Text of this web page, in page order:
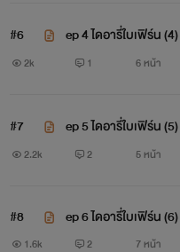
แต่หมอมาโนชไม่ได้ช
หญิงแรด ไม่มีคุณค่ามากพ
ยังไงโปรดติดตามอ่านในนิยา
♦️♦️♦️♦️♦️♦️♦️♦️♦️♦️♦️
หมอมาโนชได้ไปงาน
ลิปนั่นเอง ถึงกับตกใจที่พริ
#6 ep 4 ไดอารี่ใบเฟิร์น
2k 1 6 หน้า
#7
ep 5 ไดอารี่ใบเฟิร์น (5)
นด้วยกัน
2.2k 2 5 หน้า
#8
ep 6 ไดอารี่ใบเฟิร์น
1.6k 2 7 หน้า